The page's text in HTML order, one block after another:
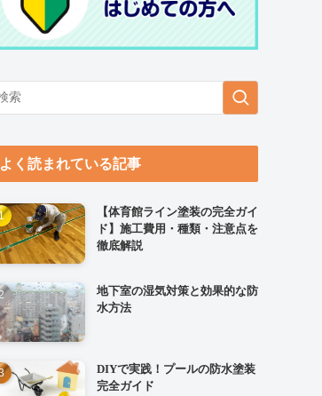
よく読まれている記事
【体育館ライン塗装の完全ガイ
ド】施工費用・種類・注意点を
徹底解説
地下室の湿気対策と効果的な防
水方法
DIYで実践！プールの防水塗装
完全ガイド